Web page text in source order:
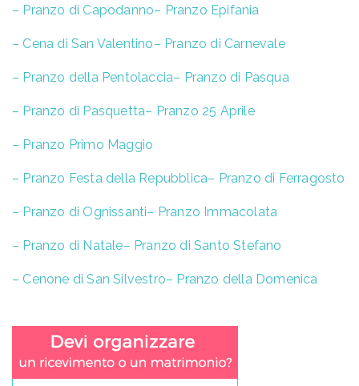
– Pranzo di Capodanno– Pranzo Epifania
– Cena di San Valentino– Pranzo di Carnevale
– Pranzo della Pentolaccia– Pranzo di Pasqua
– Pranzo di Pasquetta– Pranzo 25 Aprile
– Pranzo Primo Maggio
– Pranzo Festa della Repubblica– Pranzo di Ferragosto
– Pranzo di Ognissanti– Pranzo Immacolata
– Pranzo di Natale– Pranzo di Santo Stefano
– Cenone di San Silvestro– Pranzo della Domenica